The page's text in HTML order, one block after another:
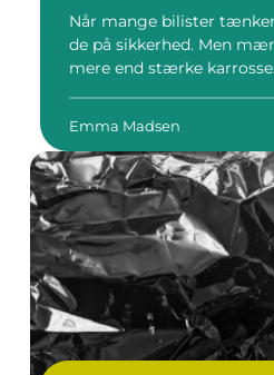
Når mange bilister
de på sikkerhed. Men
mere end stærke
Emma Madsen